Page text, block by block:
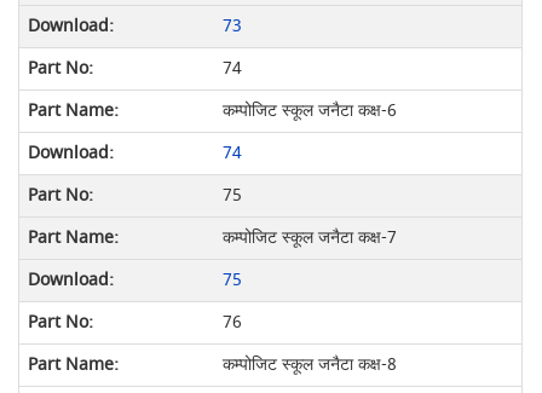
73
74
कम्पोजिट स्कूल जनैटा कक्ष-6
74
75
कम्पोजिट स्कूल जनैटा कक्ष-7
75
76
कम्पोजिट स्कूल जनैटा कक्ष-8